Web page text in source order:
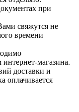
при
свяжутся не
времени
магазина.
доставки и
оплачивается